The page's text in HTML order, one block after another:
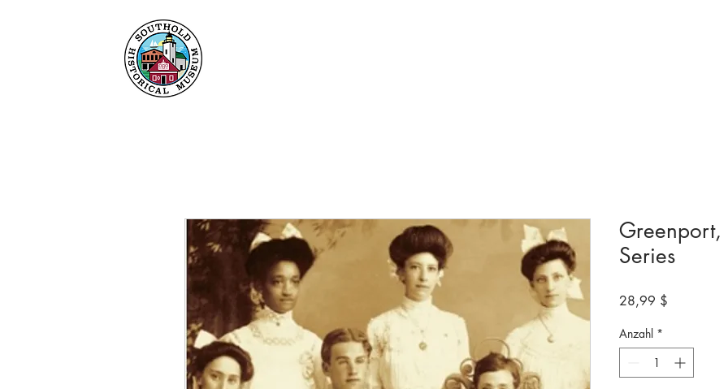
Greenport,
Series
28,99 $
Anzahl *